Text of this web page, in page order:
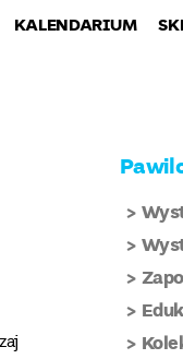
KALENDARIUM